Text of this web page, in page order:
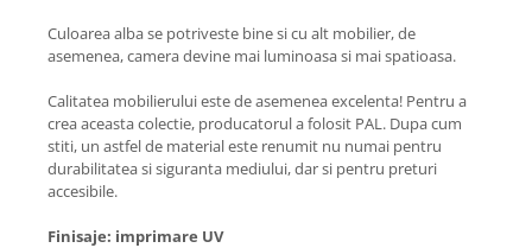
Culoarea alba se potriveste bine si cu alt mobilier, de
asemenea, camera devine mai luminoasa si mai spatioasa.
Calitatea mobilierului este de asemenea excelenta! Pentru a
crea aceasta colectie, producatorul a folosit PAL. Dupa cum
stiti, un astfel de material este renumit nu numai pentru
durabilitatea si siguranta mediului, dar si pentru preturi
accesibile.
Finisaje: imprimare UV